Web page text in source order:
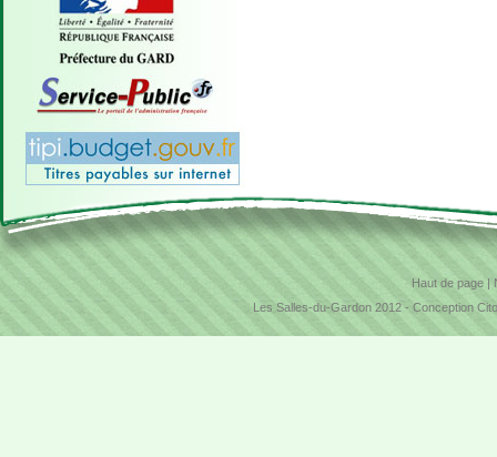
VIDE GRENIER
Le vide grenier, gratuit,
7 juin. Exposant :...
En savoir plus...
Haut de page |
Les Salles-du-Gardon 2012 -Conception